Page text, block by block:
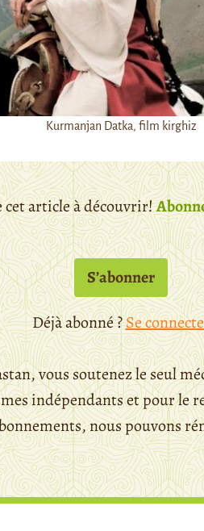
Kurmanjan Datka, film kirghiz
cet article à découvrir!
S’abonner
Déjà abonné ?Se
vous soutenez le seul
indépendants et pour le
nous pouvons